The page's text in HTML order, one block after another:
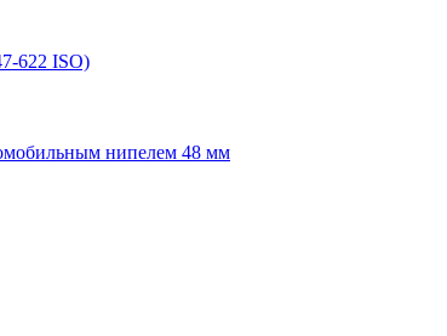
622 ISO)
нипелем 48 мм